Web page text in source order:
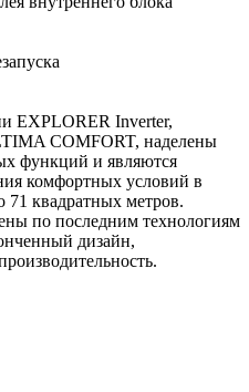
EXPLORER Inverter,
COMFORT, наделены
функций и являются
комфортных условий в
квадратных метров.
по последним технологиям
дизайн,